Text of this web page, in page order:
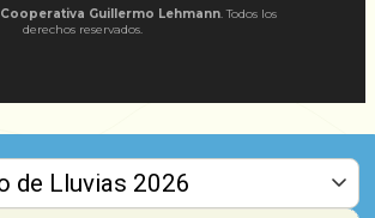
Cooperativa Guillermo Lehmann. Todos los
derechos reservados.